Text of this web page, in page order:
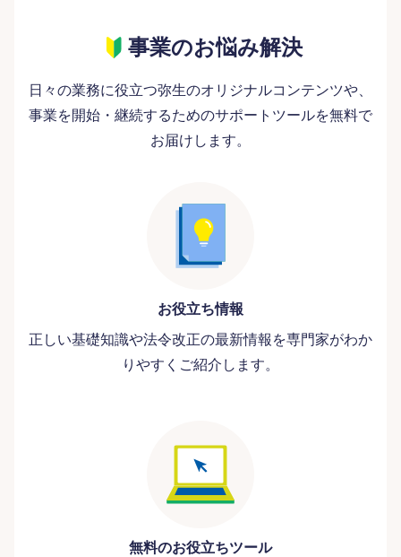
事業のお悩み解決
日々の業務に役立つ弥生のオリジナルコンテンツや、
事業を開始・継続するためのサポートツールを無料で
お届けします。
お役立ち情報
正しい基礎知識や法令改正の最新情報を専門家がわか
りやすくご紹介します。
無料のお役立ちツール